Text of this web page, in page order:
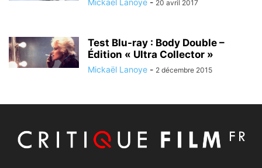
Mickaël Lanoye - 20 avril 2017
Test Blu-ray : Body Double –
Édition « Ultra Collector »
Mickaël Lanoye - 2 décembre 2015